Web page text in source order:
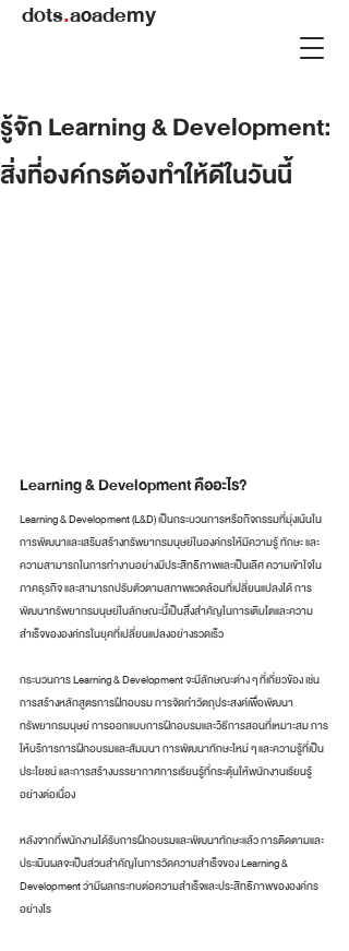
dots.academy
รู้จัก Learning & Development:
สิ่งที่องค์กรต้องทำให้ดีในวันนี้
Learning & Development คืออะไร?
Learning & Development (L&D) เป็นกระบวนการหรือกิจกรรมที่มุ่งเน้นใน
การพัฒนาและเสริมสร้างทรัพยากรมนุษย์ในองค์กรให้มีความรู้ ทักษะ และ
ความสามารถในการทำงานอย่างมีประสิทธิภาพและเป็นเลิศ ความเข้าใจใน
ภาคธุรกิจ และสามารถปรับตัวตามสภาพแวดล้อมที่เปลี่ยนแปลงได้ การ
พัฒนาทรัพยากรมนุษย์ในลักษณะนี้เป็นสิ่งสำคัญในการเติบโตและความ
สำเร็จขององค์กรในยุคที่เปลี่ยนแปลงอย่างรวดเร็ว
กระบวนการ Learning & Development จะมีลักษณะต่าง ๆ ที่เกี่ยวข้อง เช่น
การสร้างหลักสูตรการฝึกอบรม การจัดทำวัตถุประสงค์เพื่อพัฒนา
ทรัพยากรมนุษย์ การออกแบบการฝึกอบรมและวิธีการสอนที่เหมาะสม การ
ให้บริการการฝึกอบรมและสัมมนา การพัฒนาทักษะใหม่ ๆ และความรู้ที่เป็น
ประโยชน์ และการสร้างบรรยากาศการเรียนรู้ที่กระตุ้นให้พนักงานเรียนรู้
อย่างต่อเนื่อง
หลังจากที่พนักงานได้รับการฝึกอบรมและพัฒนาทักษะแล้ว การติดตามและ
ประเมินผลจะเป็นส่วนสำคัญในการวัดความสำเร็จของ Learning &
Development ว่ามีผลกระทบต่อความสำเร็จและประสิทธิภาพขององค์กร
อย่างไร